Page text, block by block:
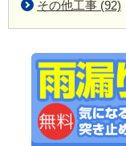
その他工事 (92)